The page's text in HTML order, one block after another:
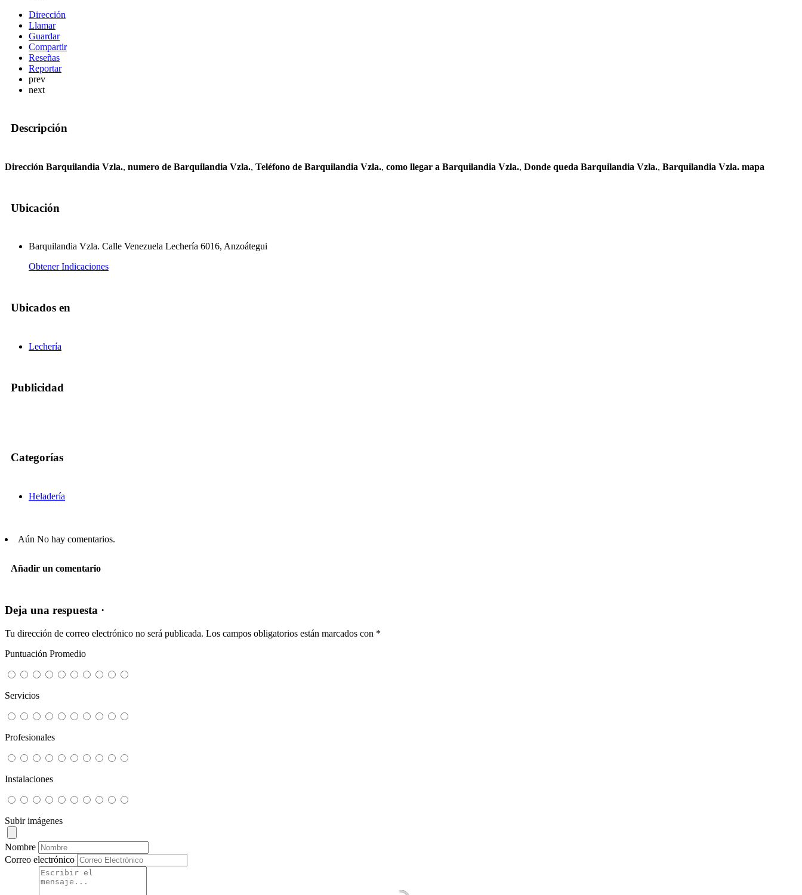
Dirección
Llamar
Guardar
Compartir
Reseñas
Reportar
prev
next
Descripción
Dirección Barquilandia Vzla., numero de Barquilandia Vzla., Teléfono de Barquilandia Vzla., como llegar a Barquilandia Vzla., Donde queda Barquilandia Vzla., Barquilandia Vzla. mapa
Ubicación
Barquilandia Vzla. Calle Venezuela Lechería 6016, Anzoátegui
Obtener Indicaciones
Ubicados en
Lechería
Publicidad
Categorías
Heladería
Aún No hay comentarios.
Añadir un comentario
Deja una respuesta ·
Tu dirección de correo electrónico no será publicada. Los campos obligatorios están marcados con *
Puntuación Promedio
Servicios
Profesionales
Instalaciones
Subir imágenes
Nombre
Correo electrónico